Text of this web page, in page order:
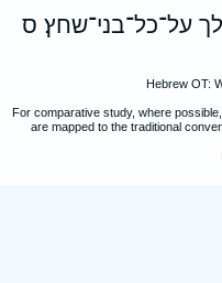
על־כל־בני־שחץ׃ ס
Hebrew OT:
For comparative study, where
are mapped to the traditional